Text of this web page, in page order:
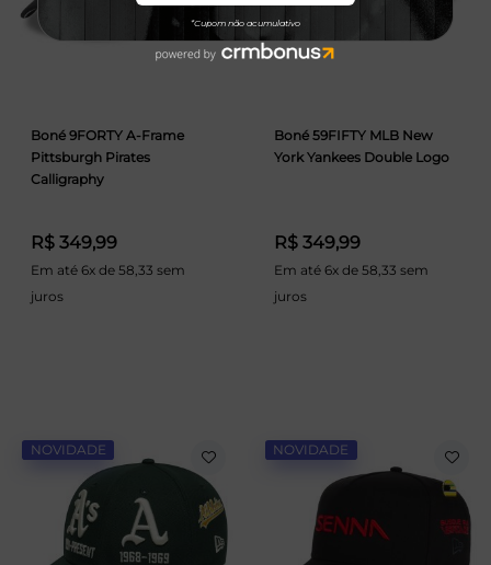
Boné 9FORTY A-Frame
Pittsburgh Pirates
Calligraphy
R$ 349,99
Em até 6x de 58,33 sem
juros
Boné 59FIFTY MLB New
York Yankees Double Logo
R$ 349,99
Em até 6x de 58,33 sem
juros
NOVIDADE NOVIDADE